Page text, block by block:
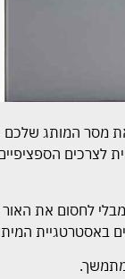
מסר המותג שלכם
לצרכים
לחסום את
באסטרטגיית
מתמשך.